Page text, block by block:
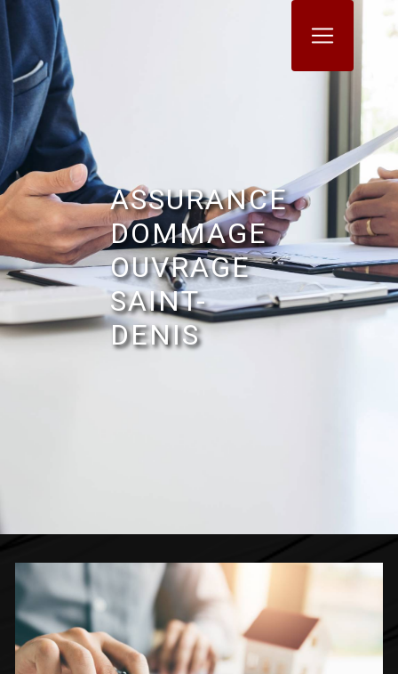
ASSURANCE
DOMMAGE
OUVRAGE
SAINT-
DENIS
Panneau de gestion des cookies